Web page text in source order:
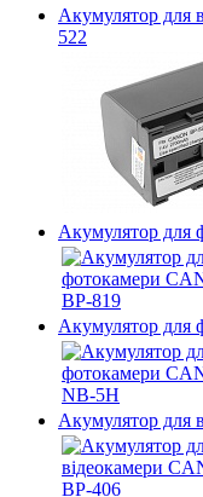
Акумулятор для
522
Акумулятор для
Акумулятор для
Акумулятор для